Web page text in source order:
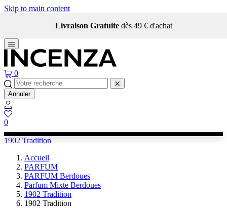
Skip to main content
Livraison Gratuite dès 49 € d'achat
0
Annuler
0
1902 Tradition
Accueil
PARFUM
PARFUM Berdoues
Parfum Mixte Berdoues
1902 Tradition
1902 Tradition